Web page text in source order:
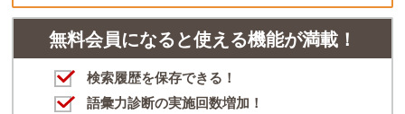
無料会員になると使える機能が満載！
検索履歴を保存できる！
語彙力診断の実施回数増加！